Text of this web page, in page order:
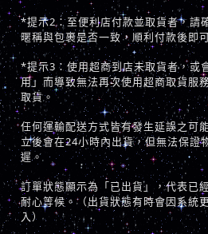
*提示2：至便利店付款並取貨者，請
暱稱與包裹是否一致，順利付款後即
*提示3：使用超商到店未取貨者，或
用」而導致無法再次使用超商取貨服
取貨。
任何運輸配送方式皆有發生延誤之可
立後會在24小時內出貨，但無法保證
遲。
訂單狀態顯示為「已出貨」，代表已
耐心等候。（出貨狀態有時會因系統
入）